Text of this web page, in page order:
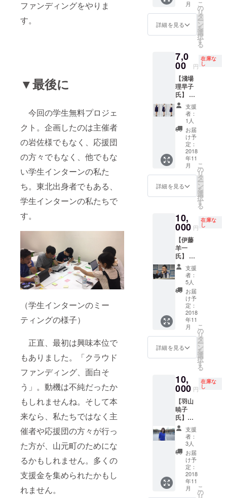
ファンディングをやりま
す。
▼最後に
今回の学生無料プロジェ
クト。企画したのは主催者
の岩佐様でもなく、応援団
の方々でもなく、他でもな
い学生インターンの私た
ち。東北出身者でもある、
学生インターンの私たちで
す。
（学生インターンのミー
ティングの様子）
正直、最初は興味本位で
もありました。「クラウド
ファンディング、面白そ
う」。動機は不純だったか
もしれませんね。そして本
来なら、私たちではなく主
催者や応援団の方々が行っ
た方が、山元町のためにな
るかもしれません。多くの
支援金を集められたかもし
れません。
早子
す。
火)18:3
0-20:00
場所：
ユニ
（中目
黒） ※
場所・
日程と
もに確
定済み
のた
め、
キャン
セルな
どでの
返金は
できま
せんの
で、ご
注意く
ださ
通費は
自前に
すの
で、ご
注意く
ださ
い。
月
詳細を見る
こ
の
リ
タ
ー
ン
を
選
択
す
る
7,0
00 円
在庫な
し
【淺場
理早子
氏】 銀
座/池袋
マルイ
でレン
タルド
レス事
業を展
開す
る、
SHARE
LY
CODE(
シェア
のused
ドレス
を提供
※備考欄
に、受
け取り
方法を
記載い
ただく
よう、
お願い
いたし
ます。
商品詳
細：
【胸元
パール
パープ
ルドレ
サー
ジュ付
総レー
スの
ベー
ジュボ
レロの
セッ
ト】 ＜
ドレス
＞ ・材
質：ポ
支援
者：
1人
お届
け予
定：
2018
年11
月
詳細を見る
こ
の
リ
タ
ー
ン
を
選
択
す
る
10,
000 円
在庫な
し
【伊藤
羊一
氏】 ラ
ンチ同
席券 場
所：東
京千代
田区周
辺 ※日
時・場
所の詳
細に関
しては
メッ
セージ
絡させ
ていた
だきま
す。 ※
会場ま
での交
通費、
ランチ
代は自
前にな
ります
ので、
ご注意
くださ
い。
支援
者：
5人
お届
け予
定：
2018
年11
月
詳細を見る
こ
の
リ
タ
ー
ン
を
選
択
す
る
10,
000 円
在庫な
し
【羽山
暁子
氏】
コーチ
ング
セッ
ション
券（90
分） 場
所：仙
台市
内、東
支援
者：
3人
お届
け予
定：
2018
年11
月
こ
の